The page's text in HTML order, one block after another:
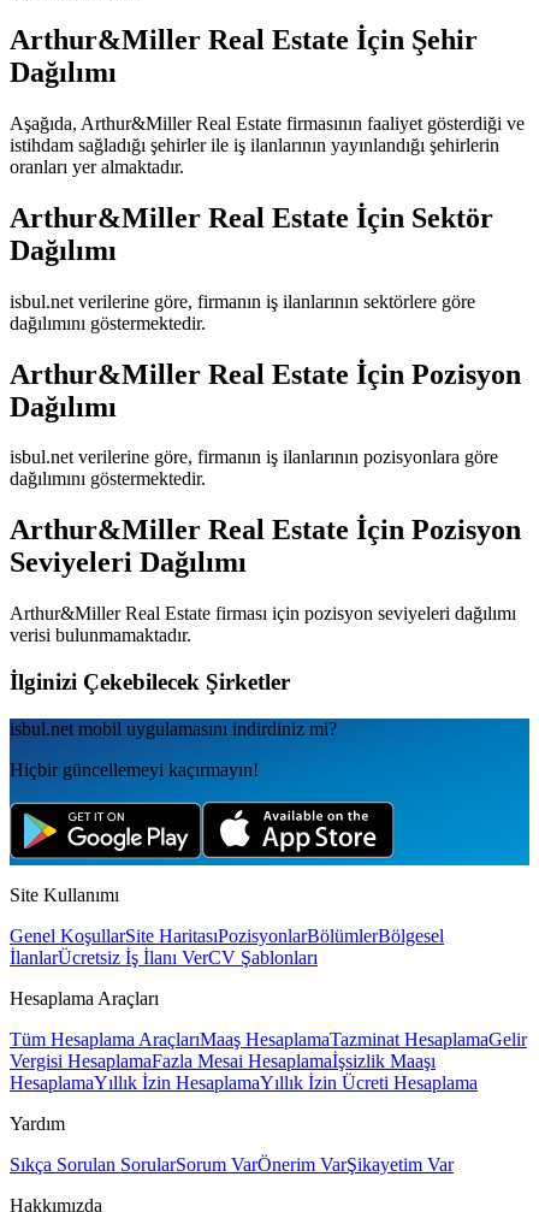
Arthur&Miller Real Estate İçin Şehir
Dağılımı
Aşağıda, Arthur&Miller Real Estate firmasının faaliyet gösterdiği ve
istihdam sağladığı şehirler ile iş ilanlarının yayınlandığı şehirlerin
oranları yer almaktadır.
Arthur&Miller Real Estate İçin Sektör
Dağılımı
isbul.net verilerine göre, firmanın iş ilanlarının sektörlere göre
dağılımını göstermektedir.
Arthur&Miller Real Estate İçin Pozisyon
Dağılımı
isbul.net verilerine göre, firmanın iş ilanlarının pozisyonlara göre
dağılımını göstermektedir.
Arthur&Miller Real Estate İçin Pozisyon
Seviyeleri Dağılımı
Arthur&Miller Real Estate firması için pozisyon seviyeleri dağılımı
verisi bulunmamaktadır.
İlginizi Çekebilecek Şirketler
isbul.net mobil uygulamаsını indirdiniz mi?
Hiçbir güncellemeyi kaçırmayın!
Site Kullanımı
Genel KoşullarSite HaritasıPozisyonlarBölümlerBölgesel
İlanlarÜcretsiz İş İlanı VerCV Şablonları
Hesaplama Araçları
Tüm Hesaplama AraçlarıMaaş HesaplamaTazminat HesaplamaGelir
Vergisi HesaplamaFazla Mesai Hesaplamaİşsizlik Maaşı
HesaplamaYıllık İzin HesaplamaYıllık İzin Ücreti Hesaplama
Yardım
Sıkça Sorulan SorularSorum VarÖnerim VarŞikayetim Var
Hakkımızda